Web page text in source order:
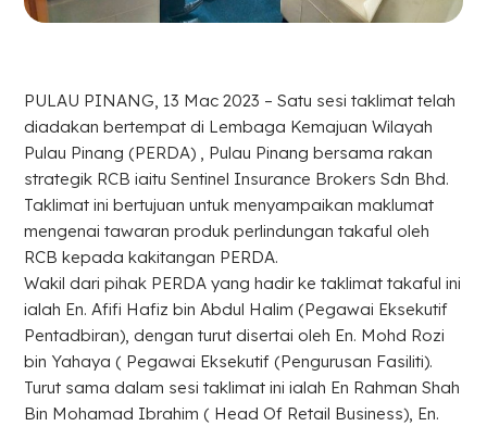
PULAU PINANG, 13 Mac 2023 – Satu sesi taklimat telah
diadakan bertempat di Lembaga Kemajuan Wilayah
Pulau Pinang (PERDA) , Pulau Pinang bersama rakan
strategik RCB iaitu Sentinel Insurance Brokers Sdn Bhd.
Taklimat ini bertujuan untuk menyampaikan maklumat
mengenai tawaran produk perlindungan takaful oleh
RCB kepada kakitangan PERDA.
Wakil dari pihak PERDA yang hadir ke taklimat takaful ini
ialah En. Afifi Hafiz bin Abdul Halim (Pegawai Eksekutif
Pentadbiran), dengan turut disertai oleh En. Mohd Rozi
bin Yahaya ( Pegawai Eksekutif (Pengurusan Fasiliti).
Turut sama dalam sesi taklimat ini ialah En Rahman Shah
Bin Mohamad Ibrahim ( Head Of Retail Business), En.